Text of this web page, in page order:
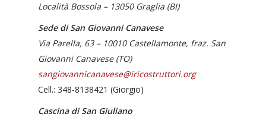
Località Bossola – 13050 Graglia (BI)
Sede di San Giovanni Canavese
Via Parella, 63 – 10010 Castellamonte, fraz. San
Giovanni Canavese (TO)
sangiovannicanavese@iricostruttori.org
Cell.: 348-8138421 (Giorgio)
Cascina di San Giuliano